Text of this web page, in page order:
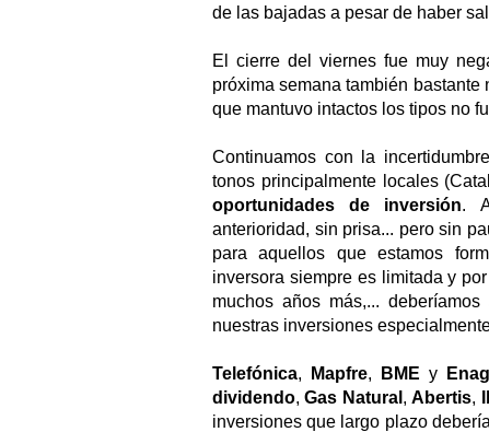
de las bajadas a pesar de haber
El cierre del viernes fue muy
próxima semana también
que mantuvo intactos los tipos no
Continuamos con la
tonos principalmente locales
oportunidades de inversión.
anterioridad, sin prisa... pero sin
para aquellos que estamos
inversora siempre es limitada y
muchos años más,...
nuestras inversiones
Telefónica, Mapfre, BME y
dividendo, Gas Natural ,Abertis,
inversiones que largo plazo